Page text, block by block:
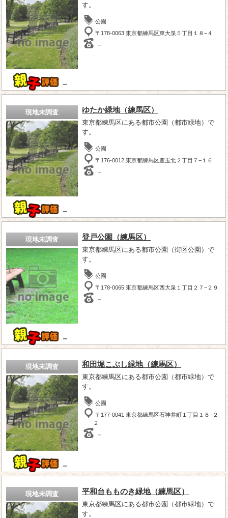
－
す。
公園
〒178-0063 東京都練馬区東大泉５丁目１８−４
－
現地未調査
－
ゆたか緑地（練馬区）
東京都練馬区にある都市公園（都市緑地）で
す。
公園
〒176-0012 東京都練馬区豊玉北２丁目７−１６
－
現地未調査
－
登戸公園（練馬区）
東京都練馬区にある都市公園（街区公園）で
す。
公園
〒178-0065 東京都練馬区西大泉１丁目２７−２９
－
現地未調査
－
和田堀こぶし緑地（練馬区）
東京都練馬区にある都市公園（都市緑地）で
す。
公園
〒177-0041 東京都練馬区石神井町１丁目１８−２
２
－
現地未調査 平和台もものき緑地（練馬区）
東京都練馬区にある都市公園（都市緑地）で
す。